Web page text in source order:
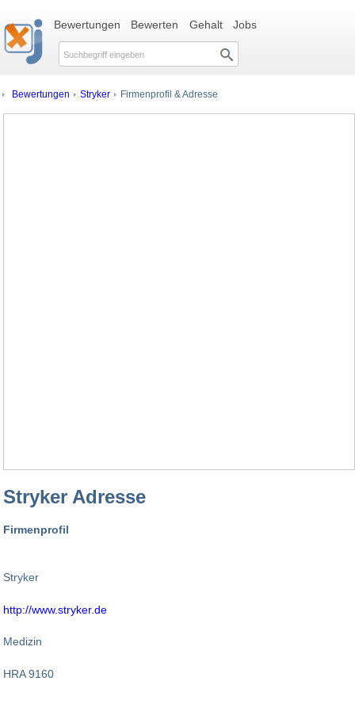
Bewertungen Bewerten Gehalt Jobs
Bewertungen Stryker Firmenprofil & Adresse
Stryker Adresse
Firmenprofil
Stryker
http://www.stryker.de
Medizin
HRA 9160